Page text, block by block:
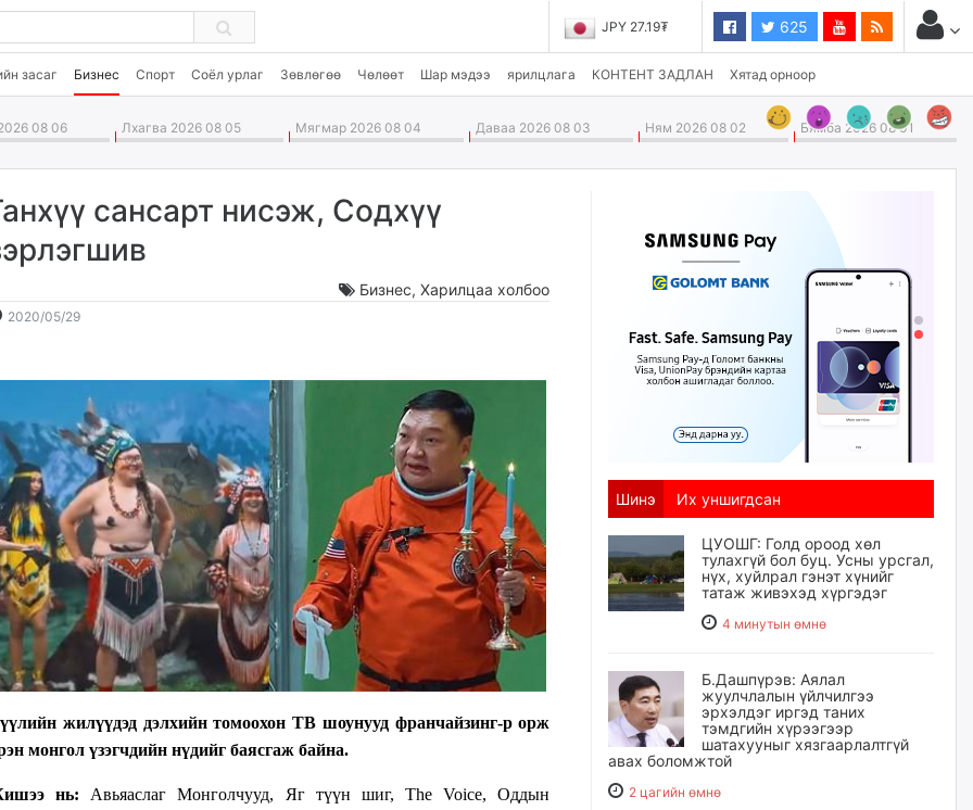
JPY 27.19₮ 625
засаг Бизнес Спорт Соёл урлаг Зөвлөгөө Чөлөөт Шар мэдээ ярилцлага КОНТЕНТ ЗАДЛАН Хятад орноор
08 06 Лхагва 2026 08 05 Мягмар 2026 08 04 Даваа 2026 08 03 Ням 2026 08 02 Бямба 2026 08 01
сансарт нисэж, Содхүү
Бизнес,Харилцаа холбоо
2020/05/292020-
16:10:39
2026-
15:47:50
жилүүдэд дэлхийн томоохон ТВ шоунууд франчайзинг-р орж
монгол үзэгчдийн нүдийг баясгаж байна.
нь: Авьяаслаг Монголчууд, Яг түүн шиг, The Voice, Оддын
Шинэ Их уншигдсан
ЦУОШГ: Голд ороод хөл
тулахгүй бол буц. Усны урсгал,
нүх, хуйлрал гэнэт хүнийг
татаж живэхэд хүргэдэг
4 минутын өмнө
Б.Дашпүрэв: Аялал
жуулчлалын үйлчилгээ
эрхэлдэг иргэд таних
тэмдгийн хүрээгээр
шатахууныг хязгаарлалтгүй
авах боломжтой
2 цагийн өмнө